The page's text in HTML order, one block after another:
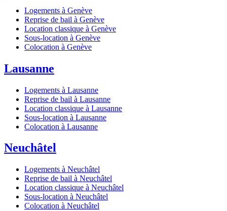
Logements à Genève
Reprise de bail à Genève
Location classique à Genève
Sous-location à Genève
Colocation à Genève
Lausanne
Logements à Lausanne
Reprise de bail à Lausanne
Location classique à Lausanne
Sous-location à Lausanne
Colocation à Lausanne
Neuchâtel
Logements à Neuchâtel
Reprise de bail à Neuchâtel
Location classique à Neuchâtel
Sous-location à Neuchâtel
Colocation à Neuchâtel